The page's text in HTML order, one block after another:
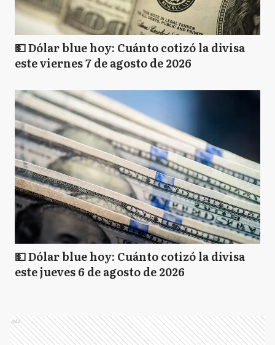
💵 Dólar blue hoy: Cuánto cotizó la divisa
este viernes 7 de agosto de 2026
💵 Dólar blue hoy: Cuánto cotizó la divisa
este jueves 6 de agosto de 2026
Ads